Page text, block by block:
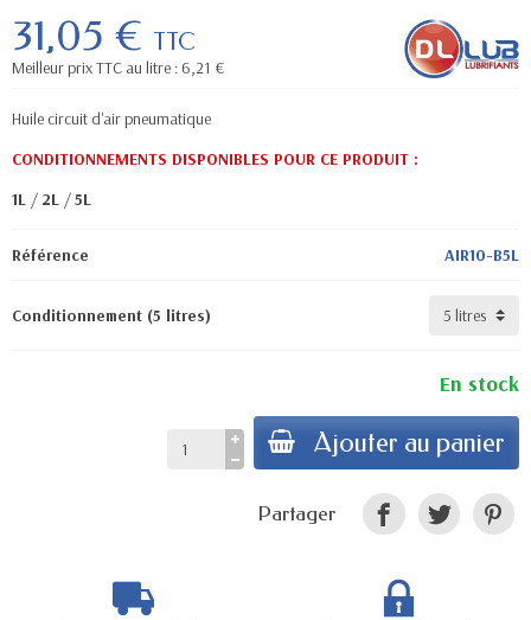
31,05 € TTC
Meilleur prix TTC au litre : 6,21 €
Huile circuit d'air pneumatique
CONDITIONNEMENTS DISPONIBLES POUR CE PRODUIT :
1L / 2L /5L
Référence AIR10-B5L
Conditionnement (5 litres)
En stock
Ajouter au panier
Partager